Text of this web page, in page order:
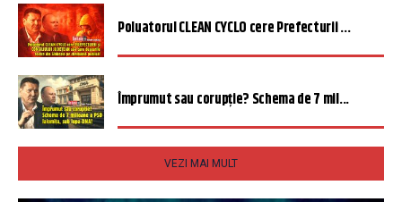
Poluatorul CLEAN CYCLO cere Prefecturii ...
Împrumut sau corupție? Schema de 7 mil...
VEZI MAI MULT